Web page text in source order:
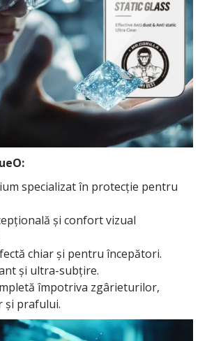
specializat în protecție pentru
și confort vizual
chiar și pentru începători.
și ultra-subțire.
împotriva zgârieturilor,
și prafului.